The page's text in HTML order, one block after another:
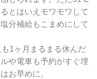
とはいえモワモワして
分補給もこまめにして
1ヶ月まるまる休んだ
や電車も予約がすぐ埋
お早めに。